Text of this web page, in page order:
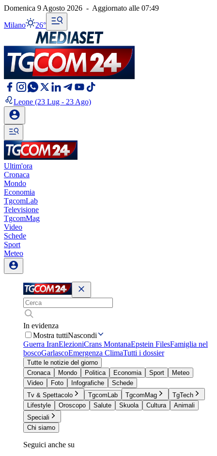
Domenica 9 Agosto 2026 - Aggiornato alle 07:49
Milano 26°
Leone (23 Lug - 23 Ago)
Ultim'ora
Cronaca
Mondo
Economia
TgcomLab
Televisione
TgcomMag
Video
Schede
Sport
Meteo
In evidenza
Mostra tuttiNascondi
Guerra IranElezioniCrans MontanaEpstein FilesFamiglia nel
boscoGarlascoEmergenza ClimaTutti i dossier
Tutte le notizie del giorno
Cronaca
Mondo Politica Economia Sport
Meteo
Video
Foto Infografiche
Schede
Tv & Spettacolo
TgcomLab TgcomMag
TgTech
Lifestyle
Oroscopo Salute Skuola Cultura
Animali
Speciali
Chi siamo
Seguici anche su